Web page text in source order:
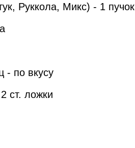
Руккола, Микс) - 1 пучок
- по вкусу
ст. ложки